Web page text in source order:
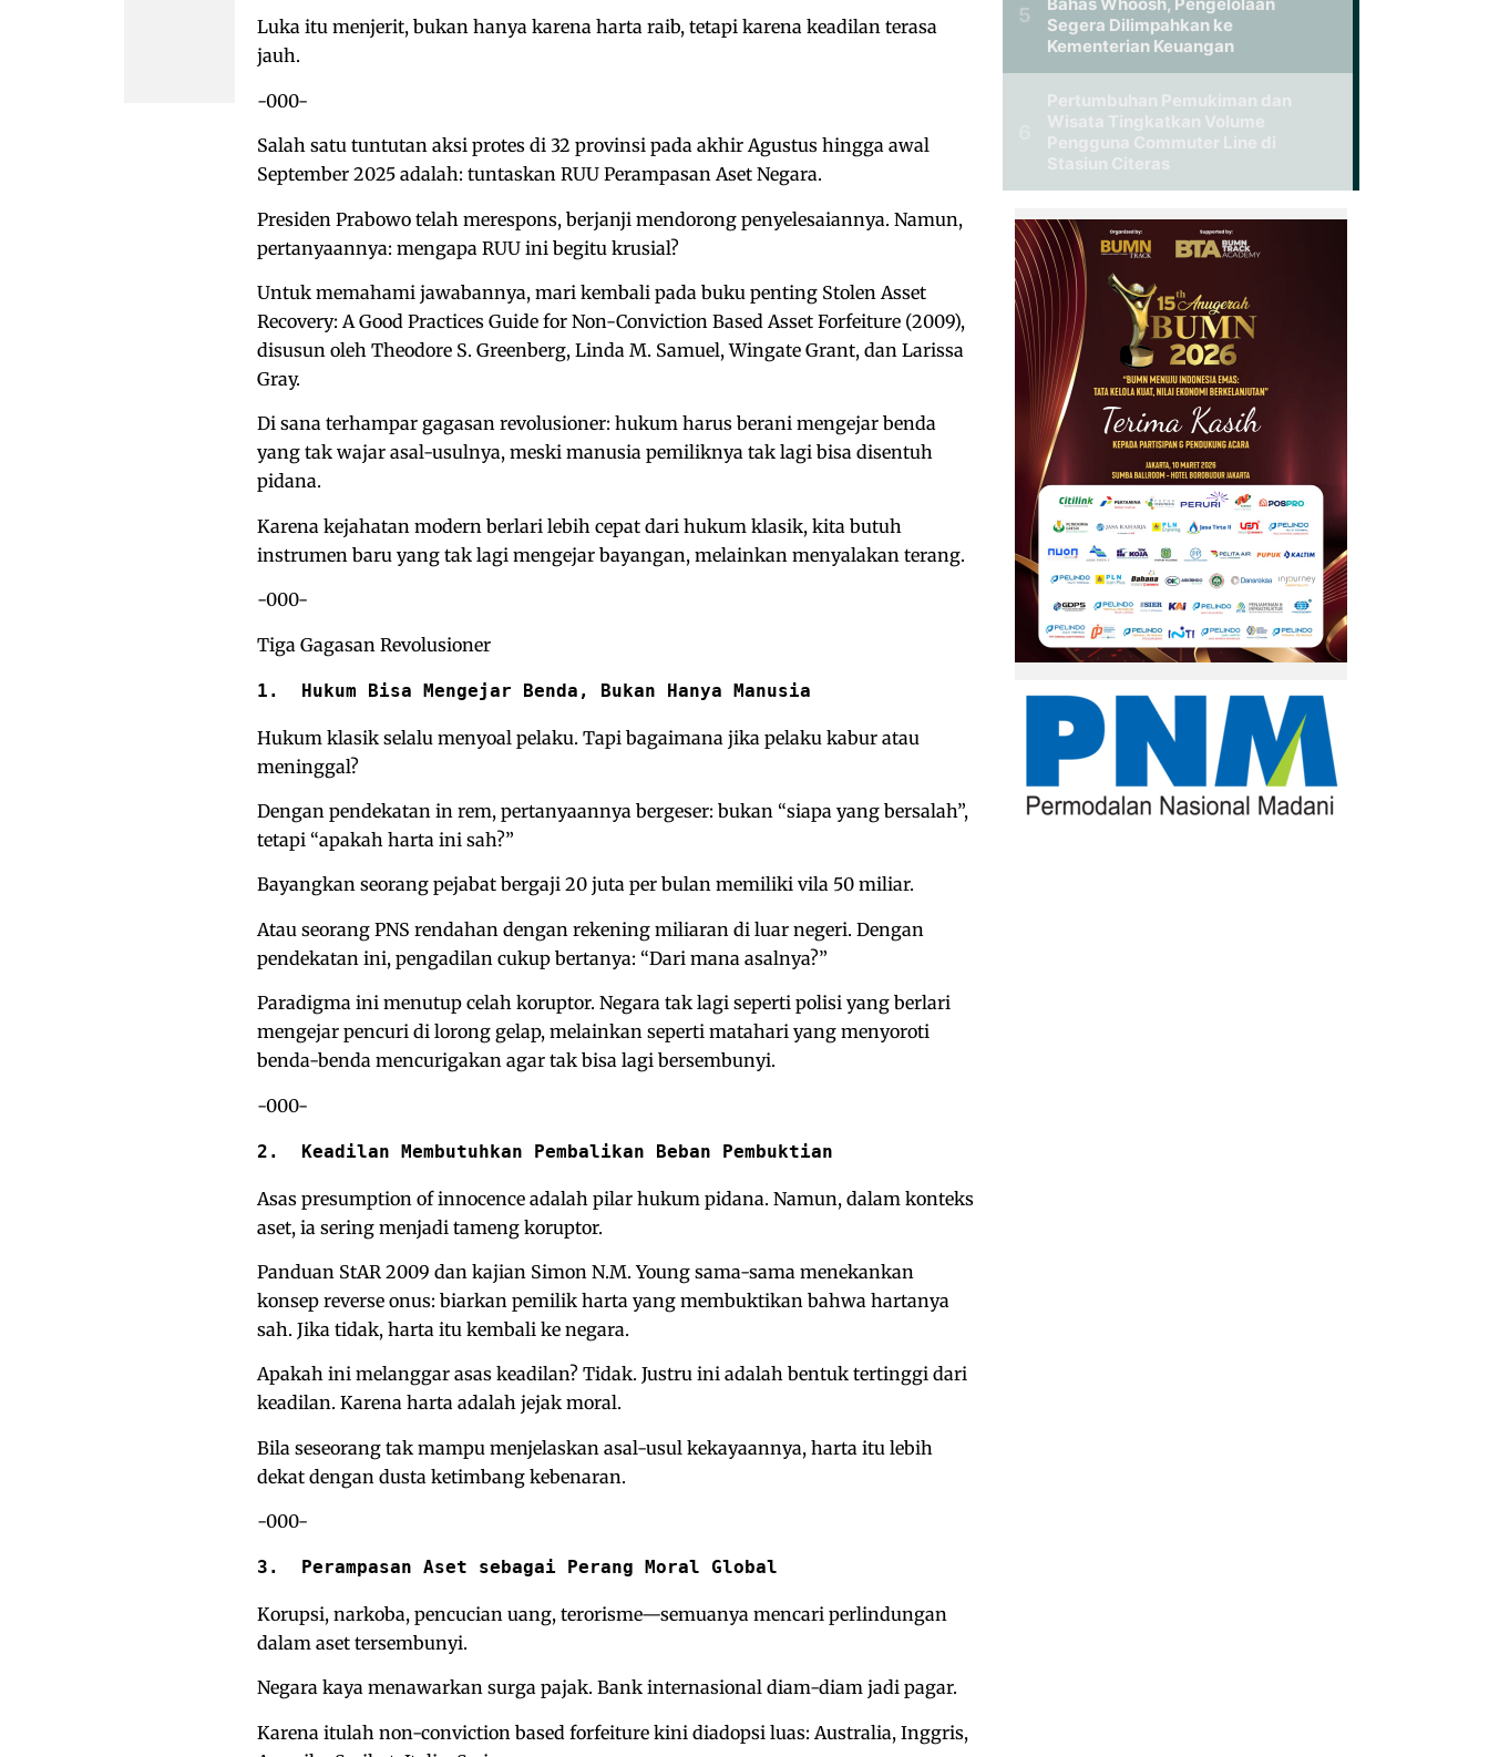
Luka itu menjerit, bukan hanya karena harta raib, tetapi karena keadilan terasa
jauh.
-000-
Salah satu tuntutan aksi protes di 32 provinsi pada akhir Agustus hingga awal
September 2025 adalah: tuntaskan RUU Perampasan Aset Negara.
Presiden Prabowo telah merespons, berjanji mendorong penyelesaiannya. Namun,
pertanyaannya: mengapa RUU ini begitu krusial?
Untuk memahami jawabannya, mari kembali pada buku penting Stolen Asset
Recovery: A Good Practices Guide for Non-Conviction Based Asset Forfeiture (2009),
disusun oleh Theodore S. Greenberg, Linda M. Samuel, Wingate Grant, dan Larissa
Gray.
Di sana terhampar gagasan revolusioner: hukum harus berani mengejar benda
yang tak wajar asal-usulnya, meski manusia pemiliknya tak lagi bisa disentuh
pidana.
Karena kejahatan modern berlari lebih cepat dari hukum klasik, kita butuh
instrumen baru yang tak lagi mengejar bayangan, melainkan menyalakan terang.
-000-
Tiga Gagasan Revolusioner
1.  Hukum Bisa Mengejar Benda, Bukan Hanya Manusia
Hukum klasik selalu menyoal pelaku. Tapi bagaimana jika pelaku kabur atau
meninggal?
Dengan pendekatan in rem, pertanyaannya bergeser: bukan “siapa yang bersalah”,
tetapi “apakah harta ini sah?”
Bayangkan seorang pejabat bergaji 20 juta per bulan memiliki vila 50 miliar.
Atau seorang PNS rendahan dengan rekening miliaran di luar negeri. Dengan
pendekatan ini, pengadilan cukup bertanya: “Dari mana asalnya?”
Paradigma ini menutup celah koruptor. Negara tak lagi seperti polisi yang berlari
mengejar pencuri di lorong gelap, melainkan seperti matahari yang menyoroti
benda-benda mencurigakan agar tak bisa lagi bersembunyi.
-000-
2.  Keadilan Membutuhkan Pembalikan Beban Pembuktian
Asas presumption of innocence adalah pilar hukum pidana. Namun, dalam konteks
aset, ia sering menjadi tameng koruptor.
Panduan StAR 2009 dan kajian Simon N.M. Young sama-sama menekankan
konsep reverse onus: biarkan pemilik harta yang membuktikan bahwa hartanya
sah. Jika tidak, harta itu kembali ke negara.
Apakah ini melanggar asas keadilan? Tidak. Justru ini adalah bentuk tertinggi dari
keadilan. Karena harta adalah jejak moral.
Bila seseorang tak mampu menjelaskan asal-usul kekayaannya, harta itu lebih
dekat dengan dusta ketimbang kebenaran.
-000-
3.  Perampasan Aset sebagai Perang Moral Global
Korupsi, narkoba, pencucian uang, terorisme—semuanya mencari perlindungan
dalam aset tersembunyi.
Negara kaya menawarkan surga pajak. Bank internasional diam-diam jadi pagar.
Karena itulah non-conviction based forfeiture kini diadopsi luas: Australia, Inggris,